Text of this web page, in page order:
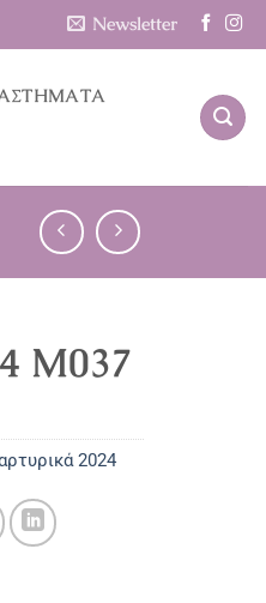
Newsletter
M037
2024